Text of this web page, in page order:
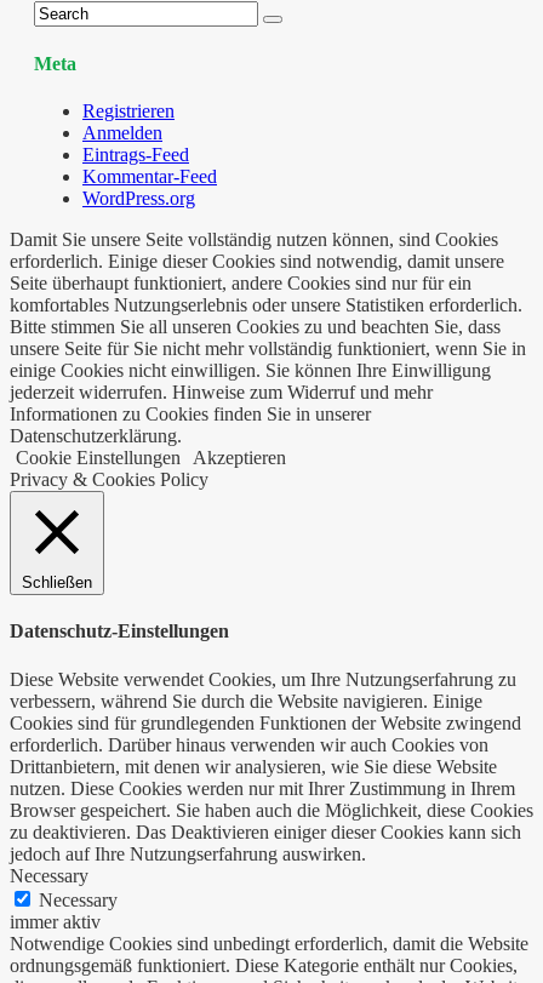
Meta
Registrieren
Anmelden
Eintrags-Feed
Kommentar-Feed
WordPress.org
Damit Sie unsere Seite vollständig nutzen können, sind Cookies
erforderlich. Einige dieser Cookies sind notwendig, damit unsere
Seite überhaupt funktioniert, andere Cookies sind nur für ein
komfortables Nutzungserlebnis oder unsere Statistiken erforderlich.
Bitte stimmen Sie all unseren Cookies zu und beachten Sie, dass
unsere Seite für Sie nicht mehr vollständig funktioniert, wenn Sie in
einige Cookies nicht einwilligen. Sie können Ihre Einwilligung
jederzeit widerrufen. Hinweise zum Widerruf und mehr
Informationen zu Cookies finden Sie in unserer
Datenschutzerklärung.
Cookie Einstellungen
Akzeptieren
Privacy & Cookies Policy
Schließen
Datenschutz-Einstellungen
Diese Website verwendet Cookies, um Ihre Nutzungserfahrung zu
verbessern, während Sie durch die Website navigieren. Einige
Cookies sind für grundlegenden Funktionen der Website zwingend
erforderlich. Darüber hinaus verwenden wir auch Cookies von
Drittanbietern, mit denen wir analysieren, wie Sie diese Website
nutzen. Diese Cookies werden nur mit Ihrer Zustimmung in Ihrem
Browser gespeichert. Sie haben auch die Möglichkeit, diese Cookies
zu deaktivieren. Das Deaktivieren einiger dieser Cookies kann sich
jedoch auf Ihre Nutzungserfahrung auswirken.
Necessary
Necessary
immer aktiv
Notwendige Cookies sind unbedingt erforderlich, damit die Website
ordnungsgemäß funktioniert. Diese Kategorie enthält nur Cookies,